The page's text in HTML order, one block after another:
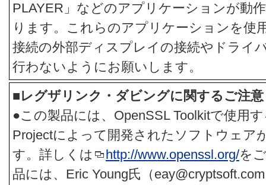
PLAYER」などのアプリケーションが動
ります。これらのアプリケーションを使
接続の外部ディスプレイの接続やドライ
行わないようにお願いします。
■レグザリンク・ダビングに関するご注意
●この製品には、OpenSSL Toolkitで使用
Projectによって開発されたソフトウェア
す。詳しくは
http://www.openssl.org/を
品には、Eric Young氏（